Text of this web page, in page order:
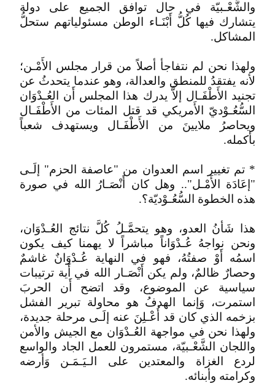
والشَّعْـبيّة في حال توافق الجميع على دولة
يتشارك فيها كُلُّ أَبْنَـاء الوطن مسئولياتهم ستحلُّ
المشاكل.
ولهذا نحن لم نتفاجأ أصلاً من قرار مجلس الأَمْـن؛
لأنه يفتقدُ للمنطق والعدالة، وهو عندما يتحدثُ عن
تجنيد الأَطْفَـال إلاَّ يدرك هذا المجلس أَن العُـدْوَان
السُّعُـوْديّ الأَمريكي قد قتل المئات من الأَطْفَـال
ويحاصرُ ملايينَ من الأَطْفَـال ويستهدف شعباً
بأكمله.
* تم تغيير اسم العدوان من "عاصفة الحزم" إلَـى
"إعَادَة الأَمْـل".. وهل كان أَنْصَـارُ الله في صورة
هذه الخطوة السُّعُـوْديّة؟.
هذا شَأنُ العدو، وهو يتحمَّـلُ كُلَّ نتائج العُـدْوَان،
ونحن نواجهُ عُـدْوَاناً مباشراً لا يهمنا كيف يكون
اسمُه أَوْ صفتُهُ، فهو في النهاية عُـدْوَانٌ غاشمٌ
وحصارٌ ظالمٌ، ولم يكن أَنْصَـار الله في أَية ترتيبات
سياسية عن الموضوع، وقد اتضح أَن الحربَ
استمرت، وَإنما الهدفُ هو محاولة تبرير الفشل
بزخمه الذي كان قد أُعْـلِنَ عنه إلَـى مرحلة جديدة،
ولهذا نحن في مواجهة العُـدْوَان مع الجيش والأمن
واللجان الشَّعْـبيّة، مستمرون للعمل الجاد والواسع
لردع الغزاة والمعتدين على الـيَـمَـن وَأرضه
وكرامته وأبنائه.